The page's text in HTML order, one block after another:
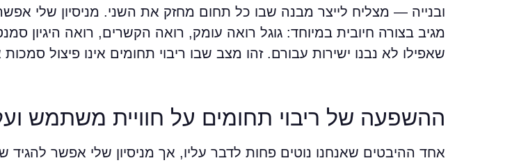
ובנייה — מצליח לייצר מבנה שבו כל תחום מחזק את השני. מניסיון שלי
מגיב בצורה חיובית במיוחד: גוגל רואה עומק, רואה הקשרים, רואה היגיון
שאפילו לא נבנו ישירות עבורם. זהו מצב שבו ריבוי תחומים אינו פיצול
ההשפעה של ריבוי תחומים על חוויית משתמש
אחד ההיבטים שאנחנו נוטים פחות לדבר עליו, אך מניסיון שלי אפשר